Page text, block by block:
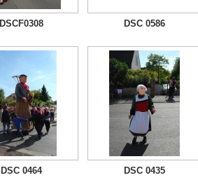
DSCF0308 DSC 0586
DSC 0464 DSC 0435